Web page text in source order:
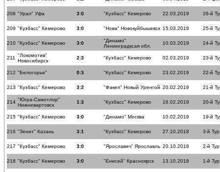
208 "Урал" Уфа 3:0 "Кузбасс" Кемерово 22.03.2019 26-й
209 "Кузбасс" Кемерово 3:0 "Нова" Новокуйбышевск 15.03.2019 25-й
210 "Кузбасс" Кемерово 3:0
"Динамо"
Ленинградксая обл.
10.03.2019 24-й
211
"Локомотив"
Новосибирск
2:3 "Кузбасс" Кемерово 02.03.2019 23-й
212 "Белогорье" 0:3 "Кузбасс" Кемерово 23.02.2019 22-й
213 "Кузбасс" Кемерово 3:2 "Факел" Новый Уренгой 20.02.2019 21-й
214 "Югра-Самотлор"
Нижневартовск
1:3 "Кузбасс" Кемерово 16.02.2019 20-й
215 "Кузбасс" Кемерово 3:0 "Динамо" Москва 10.02.2019 19-й
216 "Зенит" Казань 3:1 "Кузбасс" Кемерово 27.10.2018 3-й Тур
217 "Кузбасс" Кемерово 3:0 "Ярославич" Ярославль 20.10.2018 2-й Тур
218 "Кузбасс" Кемерово 3:0 "Енисей" Красноярск 13.10.2018 1-й Тур